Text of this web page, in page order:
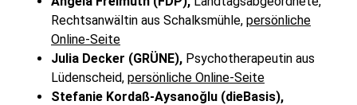
Rechtsanwältin aus Schalksmühle, persönliche
Online-Seite
Julia Decker (GRÜNE), Psychotherapeutin aus
Lüdenscheid, persönliche Online-Seite
Stefanie Kordaß-Aysanoǧlu (dieBasis),